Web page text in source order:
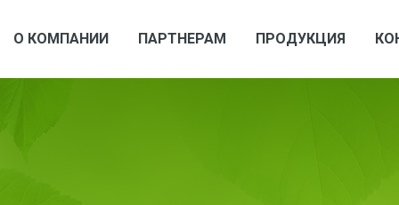
О КОМПАНИИ ПАРТНЕРАМ ПРОДУКЦИЯ